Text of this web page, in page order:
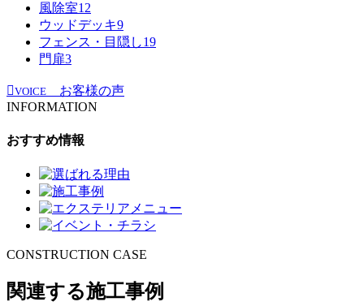
風除室12
ウッドデッキ9
フェンス・目隠し19
門扉3
VOICE
お客様の声
INFORMATION
おすすめ情報
CONSTRUCTION CASE
関連する施工事例